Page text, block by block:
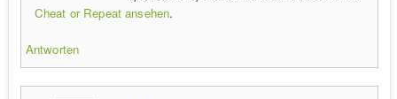
Cheat or Repeat ansehen.
Antworten